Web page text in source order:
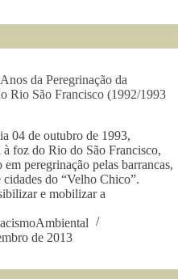
da Peregrinação da
Rio São Francisco (1992/1993
04 de outubro de 1993,
à foz do Rio do São Francisco,
peregrinação pelas barrancas,
do “Velho Chico”.
e mobilizar a
de 2013